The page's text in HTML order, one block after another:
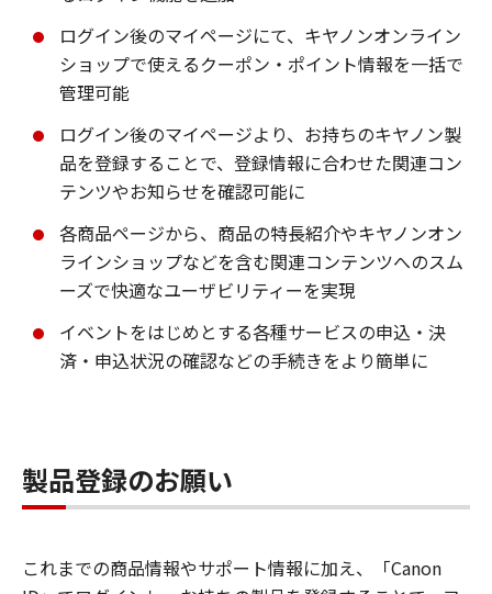
ログイン後のマイページにて、キヤノンオンライン
ショップで使えるクーポン・ポイント情報を一括で
管理可能
ログイン後のマイページより、お持ちのキヤノン製
品を登録することで、登録情報に合わせた関連コン
テンツやお知らせを確認可能に
各商品ページから、商品の特長紹介やキヤノンオン
ラインショップなどを含む関連コンテンツへのスム
ーズで快適なユーザビリティーを実現
イベントをはじめとする各種サービスの申込・決
済・申込状況の確認などの手続きをより簡単に
製品登録のお願い
これまでの商品情報やサポート情報に加え、「Canon